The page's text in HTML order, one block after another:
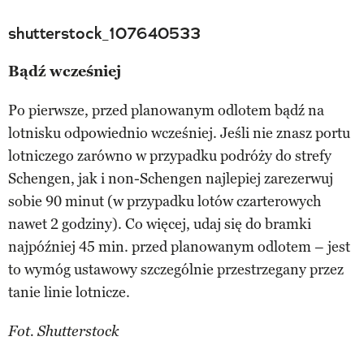
shutterstock_107640533
Bądź wcześniej
Po pierwsze, przed planowanym odlotem bądź na
lotnisku odpowiednio wcześniej. Jeśli nie znasz portu
lotniczego zarówno w przypadku podróży do strefy
Schengen, jak i non-Schengen najlepiej zarezerwuj
sobie 90 minut (w przypadku lotów czarterowych
nawet 2 godziny). Co więcej, udaj się do bramki
najpóźniej 45 min. przed planowanym odlotem – jest
to wymóg ustawowy szczególnie przestrzegany przez
tanie linie lotnicze.
Fot. Shutterstock